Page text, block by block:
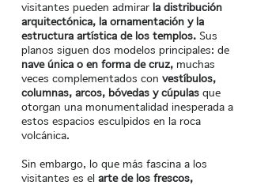
visitantes pueden admirar la distribución
arquitectónica, la ornamentación y la
estructura artística de los templos. Sus
planos siguen dos modelos principales: de
nave única o en forma de cruz, muchas
veces complementados con vestíbulos,
columnas, arcos, bóvedas y cúpulas que
otorgan una monumentalidad inesperada a
estos espacios esculpidos en la roca
volcánica.
Sin embargo, lo que más fascina a los
visitantes es el arte de los frescos,